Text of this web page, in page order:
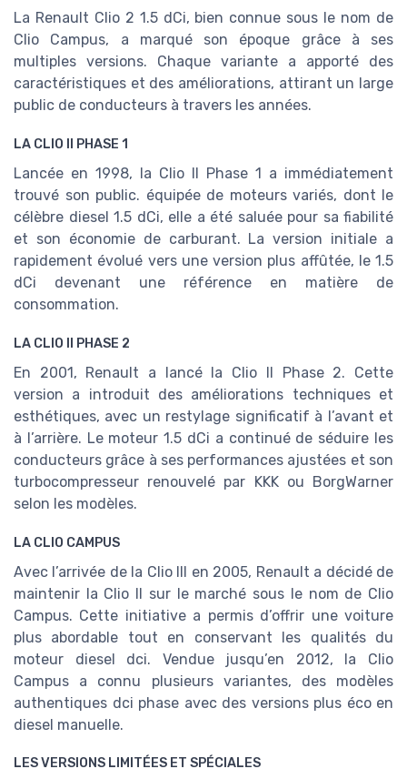
La Renault Clio 2 1.5 dCi, bien connue sous le nom de
Clio Campus, a marqué son époque grâce à ses
multiples versions. Chaque variante a apporté des
caractéristiques et des améliorations, attirant un large
public de conducteurs à travers les années.
LA CLIO II PHASE 1
Lancée en 1998, la Clio II Phase 1 a immédiatement
trouvé son public. équipée de moteurs variés, dont le
célèbre diesel 1.5 dCi, elle a été saluée pour sa fiabilité
et son économie de carburant. La version initiale a
rapidement évolué vers une version plus affûtée, le 1.5
dCi devenant une référence en matière de
consommation.
LA CLIO II PHASE 2
En 2001, Renault a lancé la Clio II Phase 2. Cette
version a introduit des améliorations techniques et
esthétiques, avec un restylage significatif à l’avant et
à l’arrière. Le moteur 1.5 dCi a continué de séduire les
conducteurs grâce à ses performances ajustées et son
turbocompresseur renouvelé par KKK ou BorgWarner
selon les modèles.
LA CLIO CAMPUS
Avec l’arrivée de la Clio III en 2005, Renault a décidé de
maintenir la Clio II sur le marché sous le nom de Clio
Campus. Cette initiative a permis d’offrir une voiture
plus abordable tout en conservant les qualités du
moteur diesel dci. Vendue jusqu’en 2012, la Clio
Campus a connu plusieurs variantes, des modèles
authentiques dci phase avec des versions plus éco en
diesel manuelle.
LES VERSIONS LIMITÉES ET SPÉCIALES